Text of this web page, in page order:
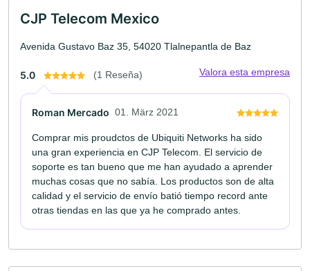
CJP Telecom Mexico
Avenida Gustavo Baz 35, 54020 Tlalnepantla de Baz
5.0 (1 Reseña) Valora esta empresa
Roman Mercado 01. März 2021
Comprar mis proudctos de Ubiquiti Networks ha sido
una gran experiencia en CJP Telecom. El servicio de
soporte es tan bueno que me han ayudado a aprender
muchas cosas que no sabía. Los productos son de alta
calidad y el servicio de envío batió tiempo record ante
otras tiendas en las que ya he comprado antes.